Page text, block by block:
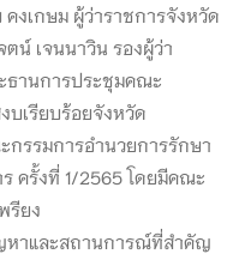
งเกษม ผู้ว่าราชการจังหวัด
น์ เจนนาวิน รองผู้ว่า
ธานการประชุมคณะ
บเรียบร้อยจังหวัด
รรมการอำนวยการรักษา
ครั้งที่ 1/2565 โดยมีคณะ
รียง
หาและสถานการณ์ที่สำคัญ